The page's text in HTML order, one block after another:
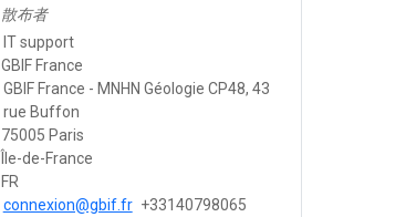
散布者
IT support
GBIF France
GBIF France - MNHN Géologie CP48, 43
rue Buffon
75005 Paris
Île-de-France
FR
connexion@gbif.fr +33140798065